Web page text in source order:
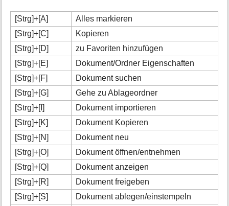
[Strg]+[A]
Alles markieren
[Strg]+[C]
Kopieren
[Strg]+[D]
zu Favoriten hinzufügen
[Strg]+[E]
Dokument/Ordner Eigenschaften
[Strg]+[F]
Dokument suchen
[Strg]+[G]
Gehe zu Ablageordner
[Strg]+[I]
Dokument importieren
[Strg]+[K]
Dokument Kopieren
[Strg]+[N]
Dokument neu
[Strg]+[O]
Dokument öffnen/entnehmen
[Strg]+[Q]
Dokument anzeigen
[Strg]+[R]
Dokument freigeben
[Strg]+[S]
Dokument ablegen/einstempeln